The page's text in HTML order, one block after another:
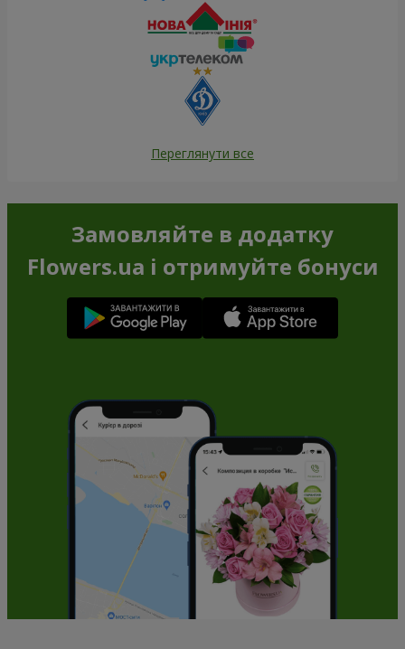
Переглянути все
Замовляйте в додатку
Flowers.ua і отримуйте бонуси